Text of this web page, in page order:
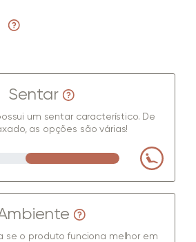
Sentar
um sentar característico. De
as opções são várias!
se o produto funciona melhor em